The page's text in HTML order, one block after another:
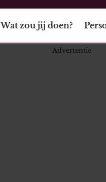
Wat zou jij doen?